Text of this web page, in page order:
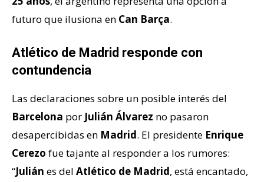
futuro que ilusiona en Can Barça.
Atlético de Madrid responde con
contundencia
Las declaraciones sobre un posible interés del
Barcelona por Julián Álvarez no pasaron
desapercibidas en Madrid. El presidente Enrique
Cerezo fue tajante al responder a los rumores:
“Julián es del Atlético de Madrid, está encantado,